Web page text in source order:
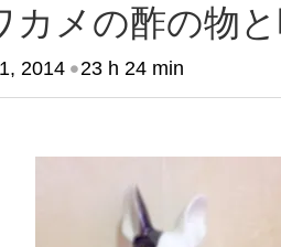
カメの酢の物
2014•23 h 24 min